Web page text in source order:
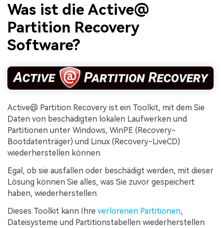
Was ist die Active@
Partition Recovery
Software?
Active@ Partition Recovery ist ein Toolkit, mit dem Sie
Daten von beschädigten lokalen Laufwerken und
Partitionen unter Windows, WinPE (Recovery-
Bootdatenträger) und Linux (Recovery-LiveCD)
wiederherstellen können.
Egal, ob sie ausfallen oder beschädigt werden, mit dieser
Lösung können Sie alles, was Sie zuvor gespeichert
haben, wiederherstellen.
Dieses Toolkit kann Ihre verlorenen Partitionen,
Dateisysteme und Partitionstabellen wiederherstellen